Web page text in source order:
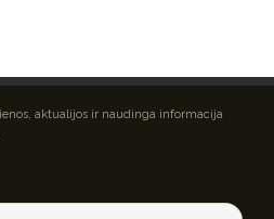
aktualijos ir naudinga informacija